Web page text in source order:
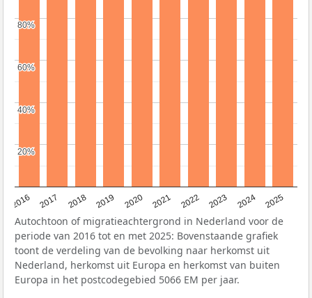
2016 2017 2018 2019 2020 2021 2022 2023 2024 2025
20%
20%
40%
40%
60%
60%
80%
80%
Autochtoon of migratieachtergrond in Nederland voor de
periode van 2016 tot en met 2025: Bovenstaande grafiek
toont de verdeling van de bevolking naar herkomst uit
Nederland, herkomst uit Europa en herkomst van buiten
Europa in het postcodegebied 5066 EM per jaar.